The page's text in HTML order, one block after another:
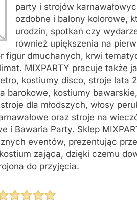
party i strojów
ozdobne i balony kolorowe,
urodzin, spotkań czy
również upiększenia na
figur dmuchanych, krwi
MIXPARTY pracuje także
kostiumy disco, stroje lata
barokowe, kostiumy
dla młodszych, włosy
oraz stroje na
i Bawaria Party. Sklep
eventów, prezentując
zająca, dzięki czemu
do przyjęcia.